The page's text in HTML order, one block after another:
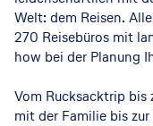
Welt: dem Reisen.
270 Reisebüros mit
how bei der Planung
Vom Rucksacktrip bis
mit der Familie bis